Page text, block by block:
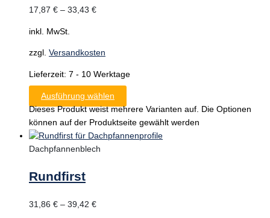
17,87 € – 33,43 €
inkl. MwSt.
zzgl. Versandkosten
Lieferzeit: 7 - 10 Werktage
Ausführung wählen
Dieses Produkt weist mehrere Varianten auf. Die Optionen
können auf der Produktseite gewählt werden
Dachpfannenblech
Rundfirst
31,86 € – 39,42 €